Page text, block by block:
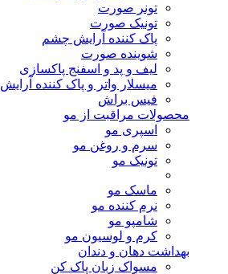
تونر صورت
تونیک صورت
پاک کننده آرایش چشم
شوینده صورت
لیف و پد و اسفنج پاکسازی
میسلار واتر و پاک کننده آرایش
فیس براش
محصولات مراقبت از مو
اسپری مو
سرم و روغن مو
تونیک مو
ماسک مو
نرم کننده مو
شامپو مو
کرم و لوسیون مو
بهداشت دهان و دندان
مسواک زبان پاک کن